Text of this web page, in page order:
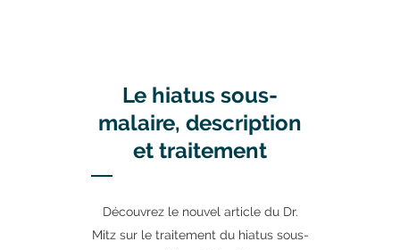
Le hiatus sous-
malaire, description
et traitement
Découvrez le nouvel article du Dr.
Mitz sur le traitement du hiatus sous-